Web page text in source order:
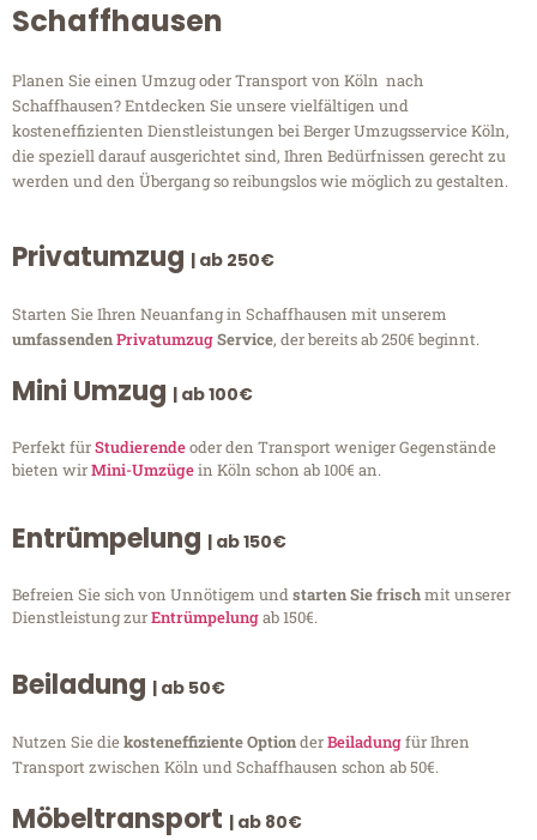
Schaffhausen
Planen Sie einen Umzug oder Transport von Köln nach
Schaffhausen? Entdecken Sie unsere vielfältigen und
kosteneffizienten Dienstleistungen bei Berger Umzugsservice Köln,
die speziell darauf ausgerichtet sind, Ihren Bedürfnissen gerecht zu
werden und den Übergang so reibungslos wie möglich zu gestalten.
Privatumzug | ab 250€
Starten Sie Ihren Neuanfang in Schaffhausen mit unserem
umfassendenPrivatumzugService, der bereits ab 250€ beginnt.
Mini Umzug | ab 100€
Perfekt fürStudierendeoder den Transport weniger Gegenstände
bieten wirMini-Umzügein Köln schon ab 100€ an.
Entrümpelung | ab 150€
Befreien Sie sich von Unnötigem undstarten Sie frischmit unserer
Dienstleistung zurEntrümpelungab 150€.
Beiladung | ab 50€
Nutzen Sie diekosteneffiziente OptionderBeiladungfür Ihren
Transport zwischen Köln und Schaffhausen schon ab 50€.
Möbeltransport | ab 80€